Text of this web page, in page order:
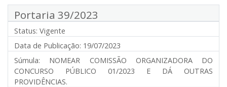
Portaria 39/2023
Status: Vigente
Data de Publicação: 19/07/2023
Súmula: NOMEAR COMISSÃO ORGANIZADORA DO
CONCURSO PÚBLICO 01/2023 E DÁ OUTRAS
PROVIDÊNCIAS.